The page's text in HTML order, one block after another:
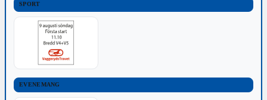
SPORT
EVENEMANG